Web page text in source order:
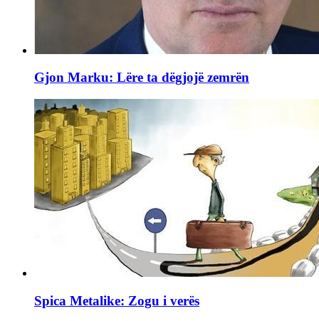
Gjon Marku: Lëre ta dëgjojë zemrën
Spica Metalike: Zogu i verës